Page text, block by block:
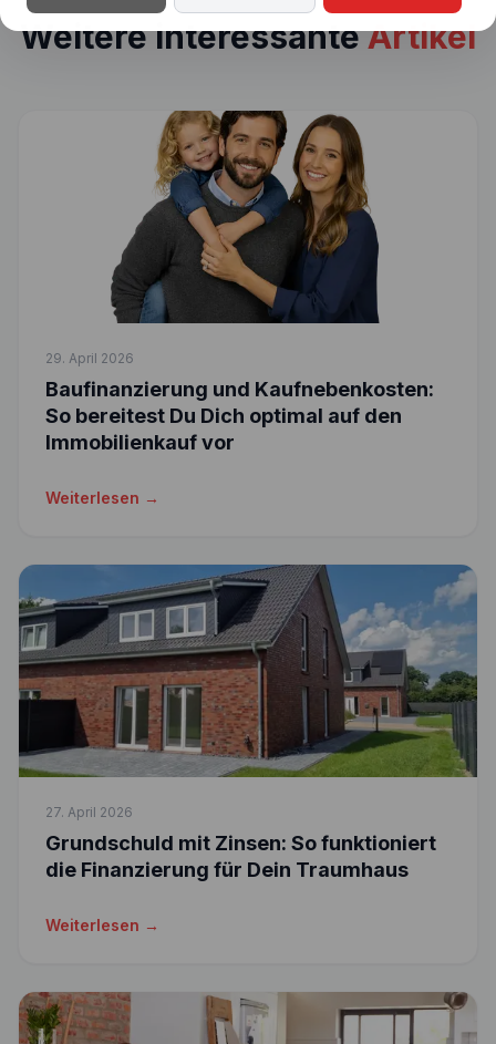
Weitere interessanteArtikel
29. April 2026
Baufinanzierung und Kaufnebenkosten:
So bereitest Du Dich optimal auf den
Immobilienkauf vor
Weiterlesen →
27. April 2026
Grundschuld mit Zinsen: So funktioniert
die Finanzierung für Dein Traumhaus
Weiterlesen →